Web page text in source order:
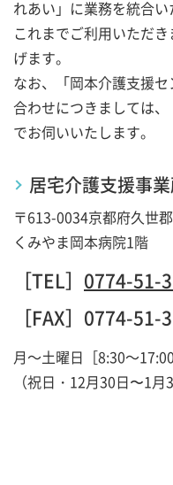
れあい」に業務を統合い
これまでご利用いただ
げます。
なお、「岡本介護支援
合わせにつきましては、
でお伺いいたします。
居宅介護支援事
〒613-0034京都府久世
くみやま岡本病院1階
［TEL］ 0774-51-
［FAX］ 0774-51-
月～土曜日［8:30～17:00
（祝日・12月30日〜1月